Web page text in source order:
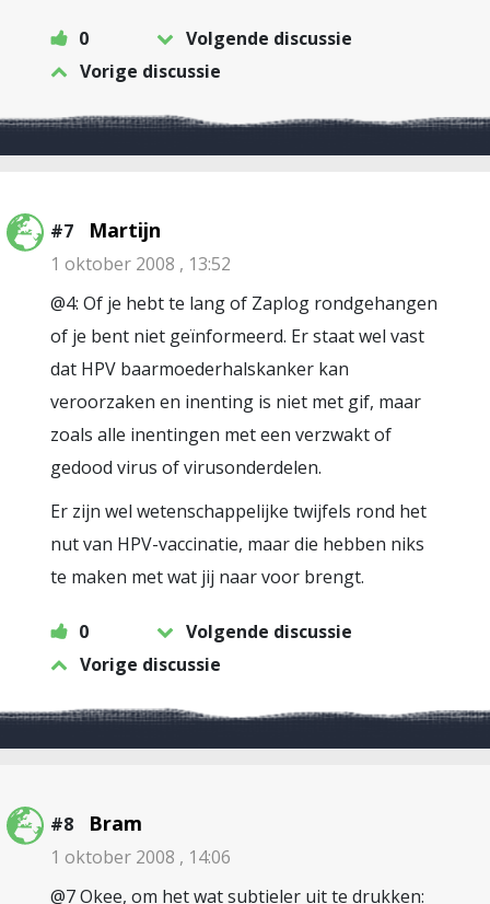
0
Volgende discussie
Vorige discussie
#7 Martijn
1 oktober 2008 , 13:52
@4: Of je hebt te lang of Zaplog rondgehangen
of je bent niet geïnformeerd. Er staat wel vast
dat HPV baarmoederhalskanker kan
veroorzaken en inenting is niet met gif, maar
zoals alle inentingen met een verzwakt of
gedood virus of virusonderdelen.
Er zijn wel wetenschappelijke twijfels rond het
nut van HPV-vaccinatie, maar die hebben niks
te maken met wat jij naar voor brengt.
0
Volgende discussie
Vorige discussie
#8 Bram
1 oktober 2008 , 14:06
@7 Okee, om het wat subtieler uit te drukken: